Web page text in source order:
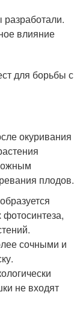
влияние
для борьбы с
окуривания
плодов.
фотосинтеза,
сочными и
не входят